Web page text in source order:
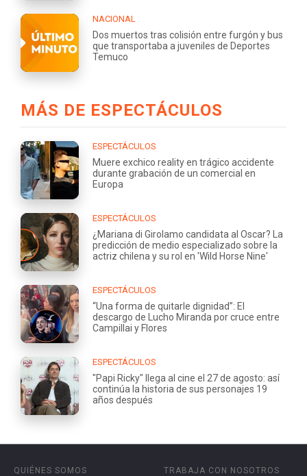
NACIONAL
Dos muertos tras colisión entre furgón y bus
que transportaba a juveniles de Deportes
Temuco
MÁS DE ESPECTÁCULOS
ESPECTÁCULOS
Muere exchico reality en trágico accidente
durante grabación de un comercial en
Europa
ESPECTÁCULOS
¿Mariana di Girolamo candidata al Oscar? La
predicción de medio especializado sobre la
actriz chilena y su rol en 'Wild Horse Nine'
ESPECTÁCULOS
“Una forma de quitarle dignidad”: El
descargo de Lucho Miranda por cruce entre
Campillai y Flores
ESPECTÁCULOS
"Papi Ricky" llega al cine el 27 de agosto: así
continúa la historia de sus personajes 19
años después
QUIÉNES SOMOS
TRABAJA CON NOSOTROS